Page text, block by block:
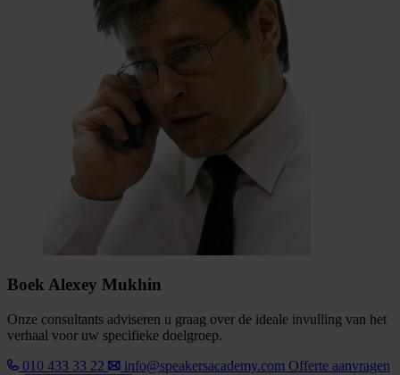
Boek Alexey Mukhin
Onze consultants adviseren u graag over de ideale invulling van het
verhaal voor uw specifieke doelgroep.
010 433 33 22
info@speakersacademy.com Offerte aanvragen